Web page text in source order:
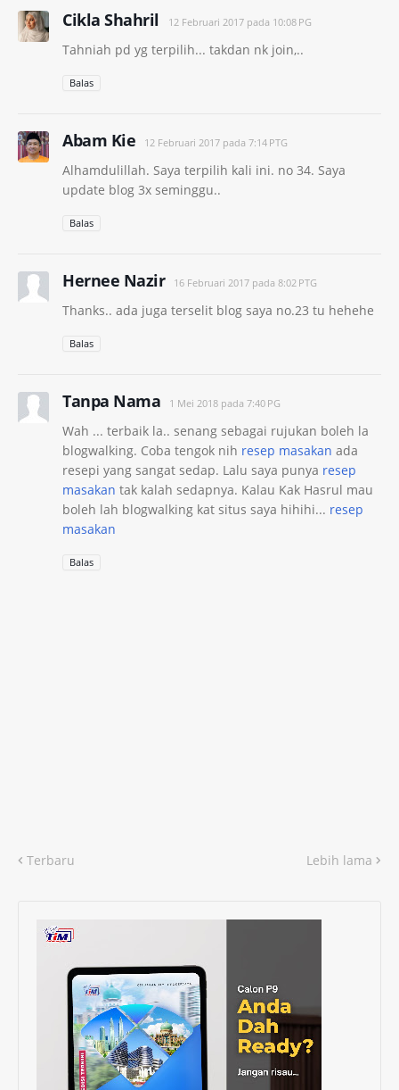
Cikla Shahril 12 Februari 2017 pada 10:08 PG
Tahniah pd yg terpilih... takdan nk join,..
Balas
Abam Kie 12 Februari 2017 pada 7:14 PTG
Alhamdulillah. Saya terpilih kali ini. no 34. Saya
update blog 3x seminggu..
Balas
Hernee Nazir 16 Februari 2017 pada 8:02 PTG
Thanks.. ada juga terselit blog saya no.23 tu hehehe
Balas
Tanpa Nama 1 Mei 2018 pada 7:40 PG
Wah ... terbaik la.. senang sebagai rujukan boleh la
blogwalking. Coba tengok nih resep masakan ada
resepi yang sangat sedap. Lalu saya punya resep
masakan tak kalah sedapnya. Kalau Kak Hasrul mau
boleh lah blogwalking kat situs saya hihihi... resep
masakan
Balas
Terbaru Lebih lama